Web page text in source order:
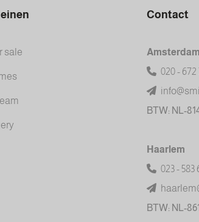
sale
Contact
Amsterdam
020 - 672
BTW: NL-
Haarlem
023 - 583
BTW: NL-